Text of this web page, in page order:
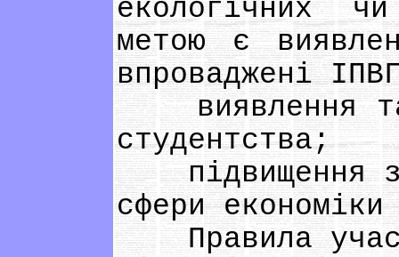
екологічних
метою є
впроваджені
виявлення та
студентства;
підвищення
сфери
Правила